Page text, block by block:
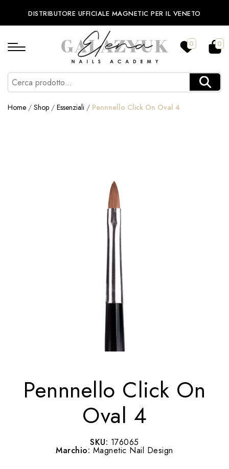
DISTRIBUTORE UFFICIALE MAGNETIC PER IL VENETO
0 0
Home / Shop / Essenziali / Pennnello Click On Oval 4
Pennnello Click On
Oval 4
SKU: 176065
Marchio: Magnetic Nail Design